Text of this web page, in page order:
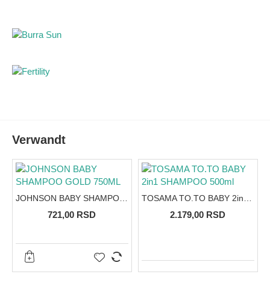
Kindheitserinnerungen werden. Gönnen Sie Ihrem Baby die
Herzen verankert bleibt. Zusammensetzung von Johnson
Natriummethylcocoyltaurat, PEG-80-Sorbitanlaurat, PEG-
150 distearate Anwendung: Es wird auf das nasse Haar des
Babys aufgetragen, sanft einmassiert und anschließend
abgespült. Verpackung: 300 ml
Verwandt
721,00 RSD 2.179,00 RSD